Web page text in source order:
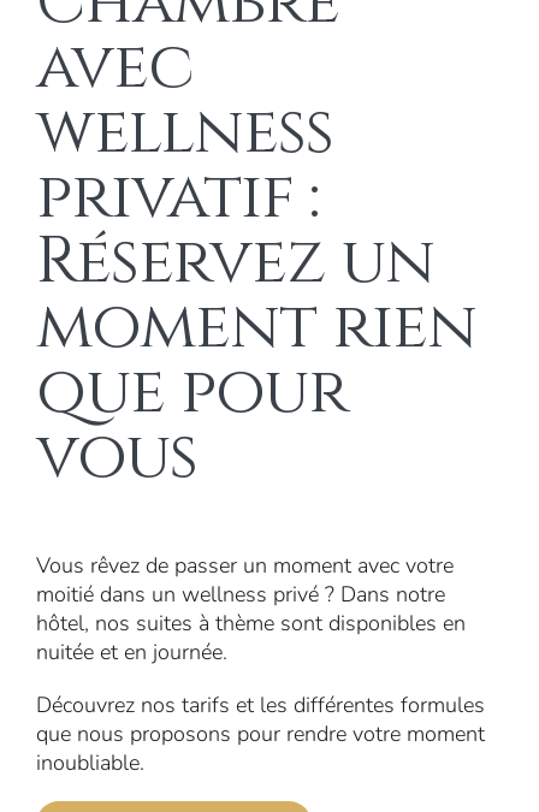
avec
wellness
privatif :
Réservez un
moment rien
que pour
vous
Vous rêvez de passer un moment avec votre
moitié dans un wellness privé ? Dans notre
hôtel, nos suites à thème sont disponibles en
nuitée et en journée.
Découvrez nos tarifs et les différentes formules
que nous proposons pour rendre votre moment
inoubliable.